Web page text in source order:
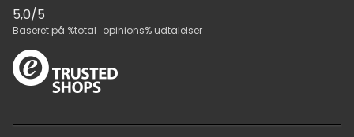
5,0/5
Baseret på %total_opinions% udtalelser